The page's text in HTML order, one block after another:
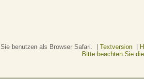
Sie benutzen als Browser Safari. | Textversion|
Bitte beachten Sie